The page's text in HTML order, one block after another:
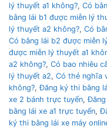
lý thuyết a1 không?, Có
bằng lái b1 được miễn lý
lý thuyết a2 không?, Có
Có bằng lái b2 được miễn
được miễn lý thuyết a1
a2 không?, Có bao nhiêu
lý thuyết a2, Có thẻ nghĩa
không?,Đăng ký thi bằng
xe 2 bánh trực tuyến,Đăng
bằng lái xe a1 trực tuyến,
ký thi bằng lái xe máy